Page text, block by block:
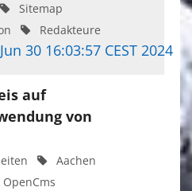
Sitemap
Redakteure
30 16:03:57 CEST 2024
auf
von
Aachen